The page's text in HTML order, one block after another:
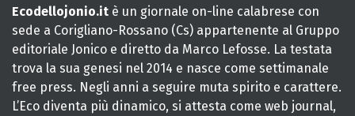
Ecodellojonio.it è un giornale on-line calabrese con
sede a Corigliano-Rossano (Cs) appartenente al Gruppo
editoriale Jonico e diretto da Marco Lefosse. La testata
trova la sua genesi nel 2014 e nasce come settimanale
free press. Negli anni a seguire muta spirito e carattere.
L’Eco diventa più dinamico, si attesta come web journal,